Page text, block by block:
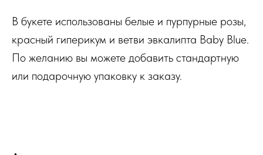
В букете использованы белые и пурпурные розы,
красный гиперикум и ветви эвкалипта Baby Blue.
По желанию вы можете добавить стандартную
или подарочную упаковку к заказу.